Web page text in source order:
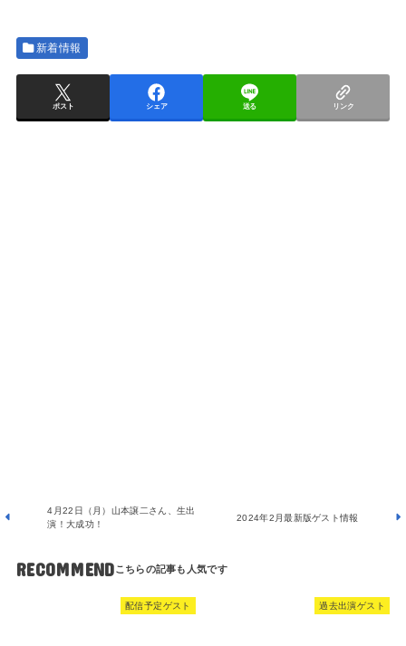
新着情報
ポスト シェア 送る リンク
4月22日（月）山本譲二さん、生出
演！大成功！
2024年2月最新版ゲスト情報
RECOMMEND
配信予定ゲスト 過去出演ゲスト